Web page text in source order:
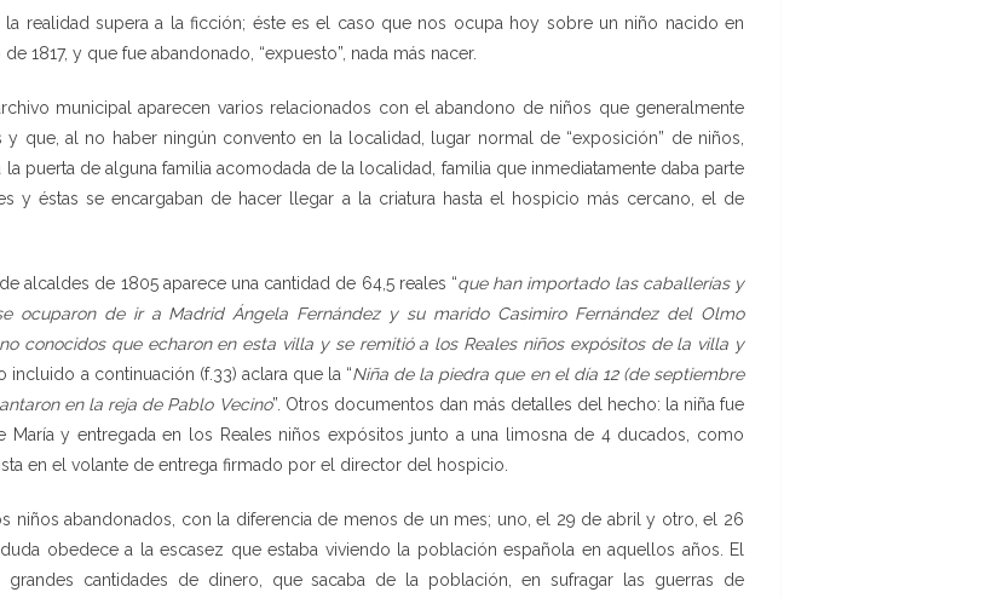
realidad supera a la ficción; éste es el caso que nos ocupa hoy sobre un niño nacido en
1817, y que fue abandonado, “expuesto”, nada más nacer.
municipal aparecen varios relacionados con el abandono de niños que generalmente
que, al no haber ningún convento en la localidad, lugar normal de “exposición” de niños,
la puerta de alguna familia acomodada de la localidad, familia que inmediatamente daba parte
y éstas se encargaban de hacer llegar a la criatura hasta el hospicio más cercano, el de
alcaldes de 1805 aparece una cantidad de 64,5 reales “que han importado las caballerías y
ocuparon de ir a Madrid Ángela Fernández y su marido Casimiro Fernández del Olmo
conocidos que echaron en esta villa y se remitió a los Reales niños expósitos de la villa y
incluido a continuación (f.33) aclara que la “Niña de la piedra que en el día 12 (de septiembre
en la reja de Pablo Vecino”. Otros documentos dan más detalles del hecho: la niña fue
María y entregada en los Reales niños expósitos junto a una limosna de 4 ducados, como
en el volante de entrega firmado por el director del hospicio.
niños abandonados, con la diferencia de menos de un mes; uno, el 29 de abril y otro, el 26
obedece a la escasez que estaba viviendo la población española en aquellos años. El
grandes cantidades de dinero, que sacaba de la población, en sufragar las guerras de